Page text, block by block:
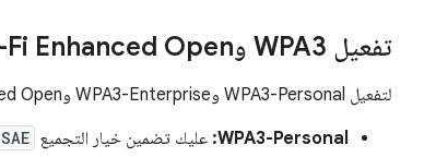
تفعيل WPA3 وWi-Fi Enhanced Open
لتفعيل WPA3-Personal وWPA3-Enterprise وWi-Fi Enhanced Open في إطار عمل Android:
WPA3-Personal: عليك تضمين خيار التجميع